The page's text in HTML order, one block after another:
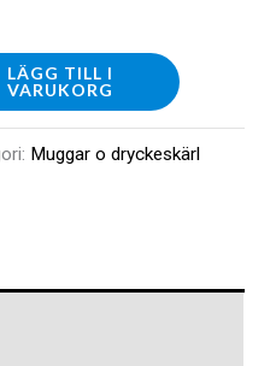
LÄGG TILL I
VARUKORG
Muggar o dryckeskärl